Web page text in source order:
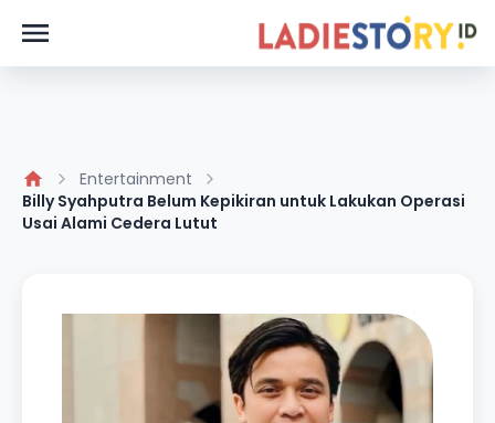
Entertainment
Billy Syahputra Belum Kepikiran untuk Lakukan Operasi
Usai Alami Cedera Lutut